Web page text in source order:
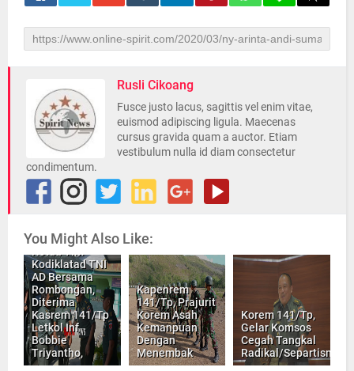
Rusli Cikoang
Fusce justo lacus, sagittis vel enim vitae,
euismod adipiscing ligula. Maecenas
cursus gravida quam a auctor. Etiam
vestibulum nulla id diam consectetur
condimentum.
You Might Also Like:
Ketua Tim
Kodiklatad TNI
AD Bersama
Rombongan,
Diterima
Kasrem 141/Tp
Letkol Inf
Bobbie
Triyantho,
Kapenrem
141/Tp, Prajurit
Korem Asah
Kemanpuan
Dengan
Menembak
Korem 141/Tp,
Gelar Komsos
Cegah Tangkal
Radikal/Separtisme